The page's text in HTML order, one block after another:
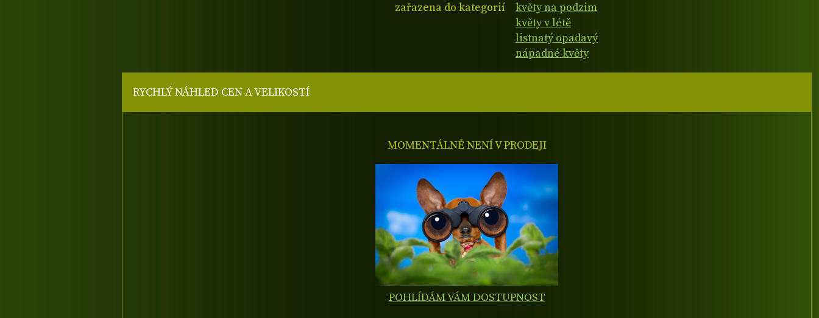
zařazena do kategorií
květy na podzim
květy v létě
listnatý opadavý
nápadné květy
RYCHLÝ NÁHLED CEN A VELIKOSTÍ
MOMENTÁLNĚ NENÍ V PRODEJI
POHLÍDÁM VÁM DOSTUPNOST